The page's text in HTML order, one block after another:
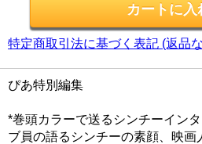
特定商取引法に基づく表記 (返品
ぴあ特別編集
*巻頭カラーで送るシンチーイン
ブ員の語るシンチーの素顔、映画